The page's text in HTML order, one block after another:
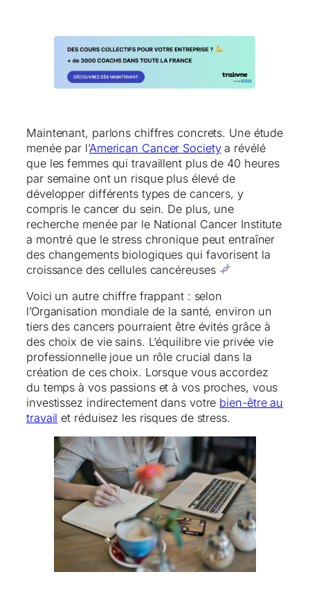
Maintenant, parlons chiffres concrets. Une étude
menée par l’American Cancer Societya révélé
que les femmes qui travaillent plus de 40 heures
par semaine ont un risque plus élevé de
développer différents types de cancers, y
compris le cancer du sein. De plus, une
recherche menée par le National Cancer Institute
a montré que le stress chronique peut entraîner
des changements biologiques qui favorisent la
croissance des cellules cancéreuses
Voici un autre chiffre frappant : selon
l’Organisation mondiale de la santé, environ un
tiers des cancers pourraient être évités grâce à
des choix de vie sains. L’équilibre vie privée vie
professionnelle joue un rôle crucial dans la
création de ces choix. Lorsque vous accordez
du temps à vos passions et à vos proches, vous
investissez indirectement dans votre bien-être au
travail et réduisez les risques de stress.